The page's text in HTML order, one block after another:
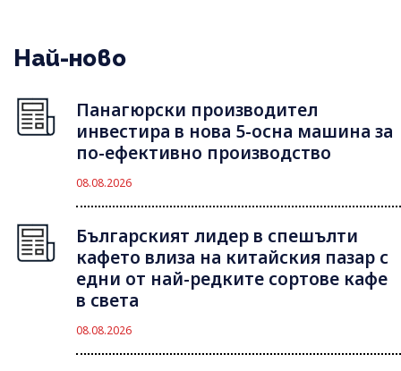
Най-ново
Панагюрски производител
инвестира в нова 5-осна машина за
по-ефективно производство
08.08.2026
Българският лидер в спешълти
кафето влиза на китайския пазар с
едни от най-редките сортове кафе
в света
08.08.2026